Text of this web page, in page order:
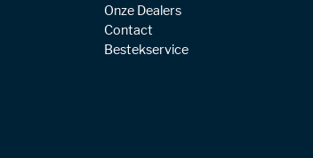
Onze Dealers
Contact
Bestekservice